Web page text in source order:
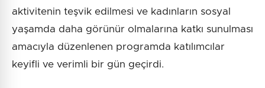
aktivitenin teşvik edilmesi ve kadınların sosyal
yaşamda daha görünür olmalarına katkı sunulması
amacıyla düzenlenen programda katılımcılar
keyifli ve verimli bir gün geçirdi.